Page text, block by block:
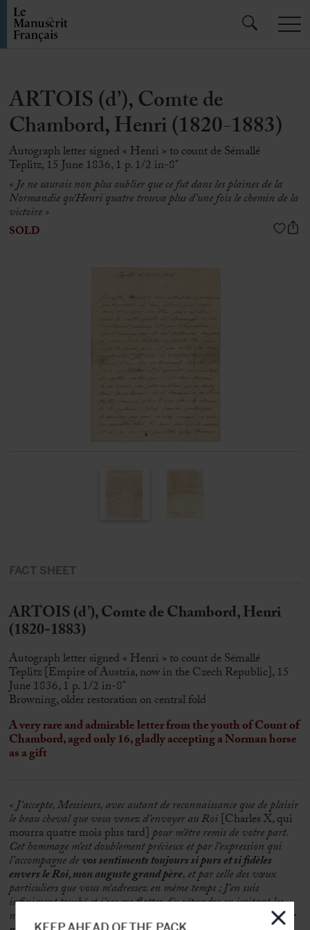
ARTOIS (d’), Comte de
Chambord, Henri (1820-1883)
Autograph letter signed « Henri » to count de Sémallé
Teplitz, 15 June 1836, 1 p. 1/2 in-8°
« Je ne saurais non plus oublier que ce fut dans les plaines de la
Normandie qu’Henri quatre trouva plus d’une fois le chemin de la
victoire »
SOLD
FACT SHEET
ARTOIS (d’), Comte de Chambord, Henri
(1820-1883)
Autograph letter signed « Henri » to count de Sémallé
Teplitz [Empire of Austria, now in the Czech Republic], 15
June 1836, 1 p. 1/2 in-8°
Browning, older restoration on central fold
A very rare and admirable letter from the youth of Count of
Chambord, aged only 16, gladly accepting a Norman horse
as a gift
« J’accepte, Messieurs, avec autant de reconnaissance que de plaisir
le beau cheval que vous venez d’envoyer au Roi [Charles X, qui
mourra quatre mois plus tard]pour m’être remis de votre part.
Cet hommage m’est doublement précieux et par l’expression qui
l’accompagne devos sentiments toujours si purs et si fidèles
envers le Roi, mon auguste grand père, et par celle des vœux
particuliers que vous m’adressez en même temps ; J’en suis
infiniment touché et j’ose me flatter d’y répondre en imitant les
nobles vertus que j’ai sous les yeux.Je ne saurais non plus oublier